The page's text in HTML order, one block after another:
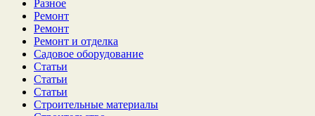
Разное
Ремонт
Ремонт
Ремонт и отделка
Садовое оборудование
Статьи
Статьи
Статьи
Строительные материалы